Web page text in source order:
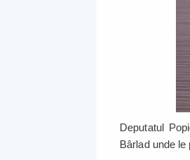
Deputatul
Bârlad unde